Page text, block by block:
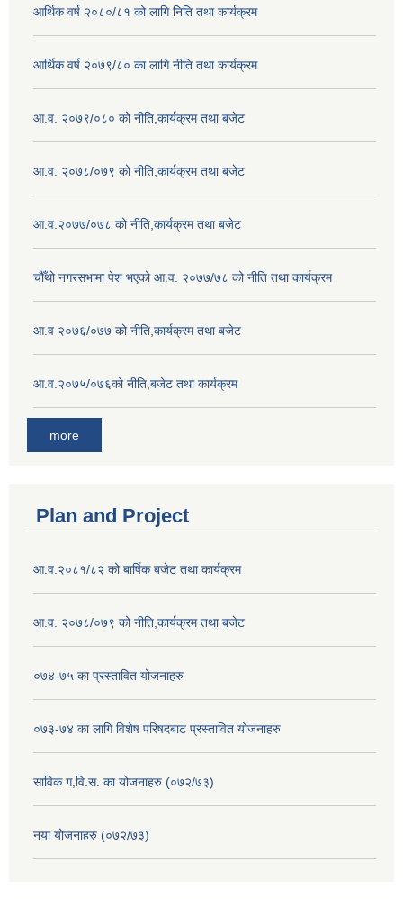
आर्थिक वर्ष २०८०/८१ को लागि निति तथा कार्यक्रम
आर्थिक वर्ष २०७९/८० का लागि नीति तथा कार्यक्रम
आ.व. २०७९/०८० को नीति,कार्यक्रम तथा बजेट
आ.व. २०७८/०७९ को नीति,कार्यक्रम तथा बजेट
आ.व.२०७७/०७८ को नीति,कार्यक्रम तथा बजेट
चौँथो नगरसभामा पेश भएको आ.व. २०७७/७८ को नीति तथा कार्यक्रम
आ.व २०७६/०७७ को नीति,कार्यक्रम तथा बजेट
आ.व.२०७५/०७६को नीति,बजेट तथा कार्यक्रम
more
Plan and Project
आ.व.२०८१/८२ को बार्षिक बजेट तथा कार्यक्रम
आ.व. २०७८/०७९ को नीति,कार्यक्रम तथा बजेट
०७४-७५ का प्रस्तावित योजनाहरु
०७३-७४ का लागि विशेष परिषदबाट प्रस्तावित योजनाहरु
साविक ग,वि.स. का योजनाहरु (०७२/७३)
नया योजनाहरु (०७२/७३)